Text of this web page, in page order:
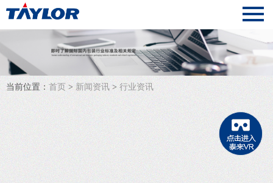
当前位置： 首页 > 新闻资讯 >行业资讯